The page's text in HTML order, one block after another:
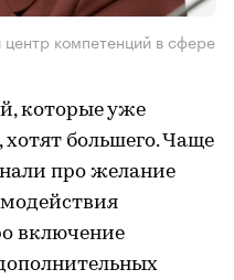
компетенций в сфере
которые уже
большего. Чаще
про желание
включение